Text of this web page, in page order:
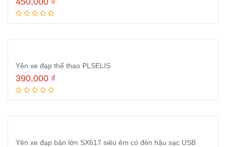
Yên xe đạp thể thao PLSELIS
390,000 ₫
Yên xe đạp bản lớn SX617 siêu êm có đèn hậu sạc USB